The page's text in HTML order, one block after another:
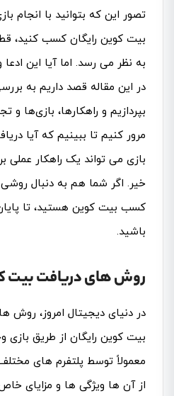
تصور این که بتوانید با انجام
بیت کوین رایگان کسب کنید،
به نظر می‌ رسد. اما آیا این
در این مقاله قصد داریم به
بپردازیم و راهکارها، بازی‌ها و
مرور کنیم تا ببینیم که آیا
بازی می‌ تواند یک راهکار عملی
خیر. اگر شما هم به دنبال
کسب بیت کوین هستید، تا پایان
باشید.
روش‌ های دریافت بیت
در دنیای دیجیتال امروز، روش‌
بیت کوین رایگان از طریق بازی
معمولاً توسط پلتفرم‌ های
از آن ها ویژگی‌ ها و مزایای خاص